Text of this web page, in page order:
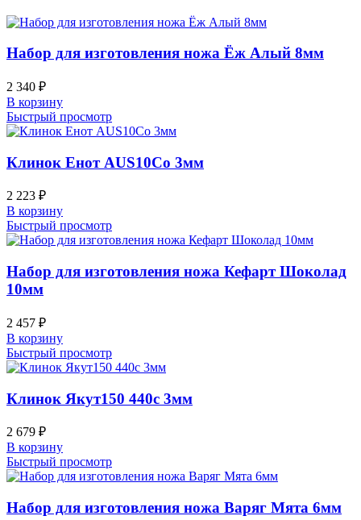
Набор для изготовления ножа Ёж Алый 8мм
2 340 ₽
В корзину
Быстрый просмотр
Клинок Енот AUS10Co 3мм
2 223 ₽
В корзину
Быстрый просмотр
Набор для изготовления ножа Кефарт Шоколад
10мм
2 457 ₽
В корзину
Быстрый просмотр
Клинок Якут150 440c 3мм
2 679 ₽
В корзину
Быстрый просмотр
Набор для изготовления ножа Варяг Мята 6мм